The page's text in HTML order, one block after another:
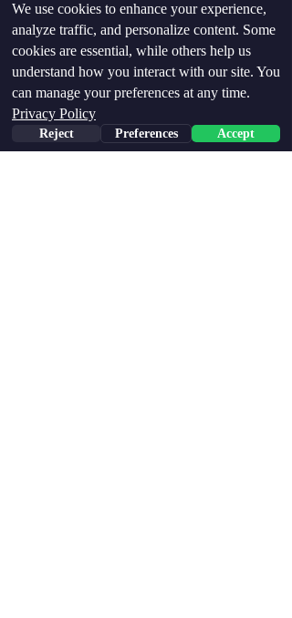
תכירו את דנדי, יוקו ומיקי שלנו
הן ניצלו בגיל 3 חודשים מקיבוץ להב, שם
נולדו והיו אמורות להישחט בגיל חצי שנה...
We use cookies to enhance your experience,
analyze traffic, and personalize content. Some
cookies are essential, while others help us
understand how you interact with our site. You
can manage your preferences at any time.
Privacy Policy
Reject Preferences Accept